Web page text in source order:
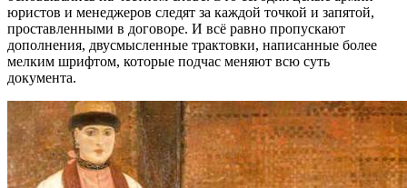
юристов и менеджеров следят за каждой точкой и запятой,
проставленными в договоре. И всё равно пропускают
дополнения, двусмысленные трактовки, написанные более
мелким шрифтом, которые подчас меняют всю суть
документа.